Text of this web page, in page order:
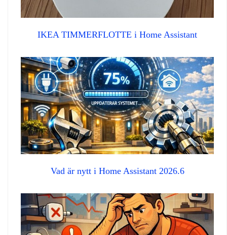
IKEA TIMMERFLOTTE i Home Assistant
Vad är nytt i Home Assistant 2026.6